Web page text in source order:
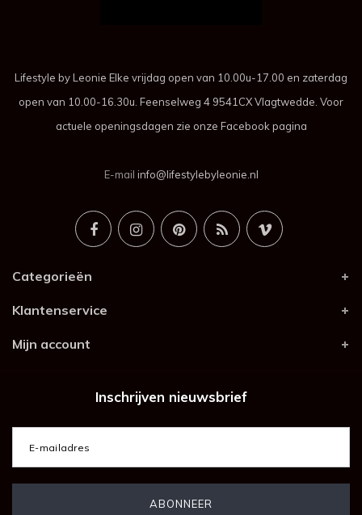
Lifestyle by Leonie Elke vrijdag open van 10.00u-17.00 en zaterdag
open van 10.00-16.30u. Feenselweg 4 9541CX Vlagtwedde. Voor
actuele openingsdagen zie onze Facebook pagina
E-mail info@lifestylebyleonie.nl
Categorieën
Klantenservice
Mijn account
Inschrijven nieuwsbrief